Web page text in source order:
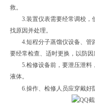
救。
3.装置仪表需要经常调校，
找原因并处理。
4.短程分子蒸馏仪设备、管
要经常检查、适时更换，以防因
5.检修设备前，要泄压泄料
液体。
6.操作、检修人员应穿戴好防